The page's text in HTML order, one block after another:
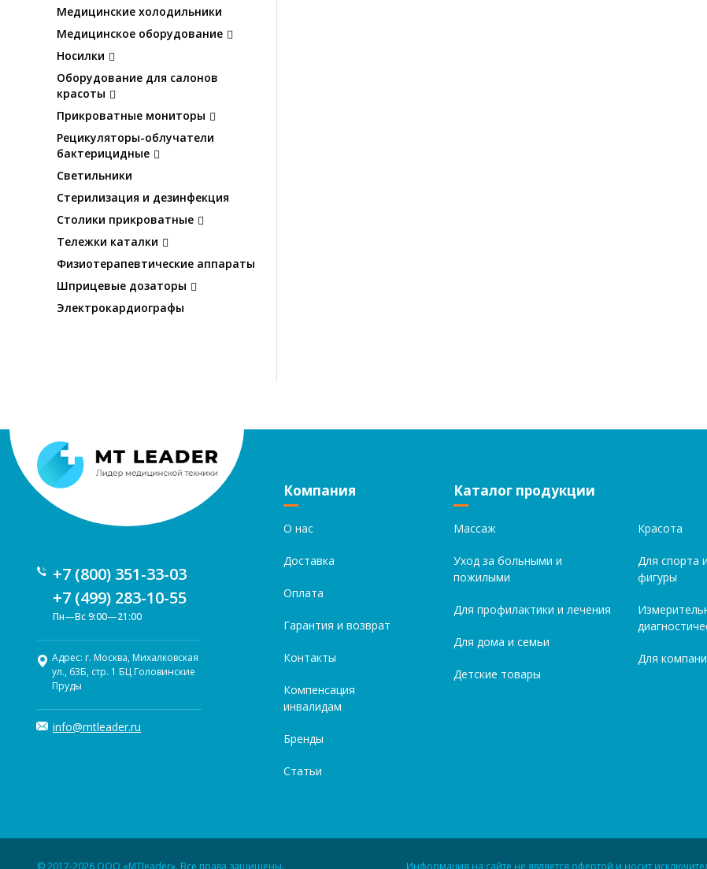
Медицинские холодильники
Медицинское оборудование
Носилки
Оборудование для салонов
красоты
Прикроватные мониторы
Рецикуляторы-облучатели
бактерицидные
Светильники
Стерилизация и дезинфекция
Столики прикроватные
Тележки каталки
Физиотерапевтические аппараты
Шприцевые дозаторы
Электрокардиографы
+7 (800) 351-33-03
+7 (499) 283-10-55
Пн—Вс 9:00—21:00
Адрес: г. Москва, Михалковская
ул., 63Б, стр. 1 БЦ Головинские
Пруды
info@mtleader.ru
Компания
О нас
Доставка
Оплата
Гарантия и возврат
Контакты
Компенсация
инвалидам
Бренды
Статьи
Каталог продукции
Массаж
Уход за больными и
пожилыми
Для профилактики и лечения
Для дома и семьи
Детские товары
Красота
Для спорта
фигуры
Для
© 2017-2026 ООО «MTleader». Все права защищены. Информация на сайте не является офертой и носит